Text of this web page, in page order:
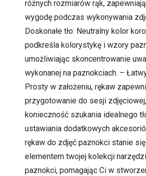
różnych rozmiarów rąk,
wygodę podczas wykonywania
Doskonałe tło: Neutralny kolor
podkreśla kolorystykę i wzory
umożliwiając skoncentrowanie
wykonanej na paznokciach. –
Prosty w założeniu, rękaw
przygotowanie do sesji
konieczność szukania idealnego
ustawiania dodatkowych
rękaw do zdjęć paznokci stanie
elementem twojej kolekcji
paznokci, pomagając Ci w